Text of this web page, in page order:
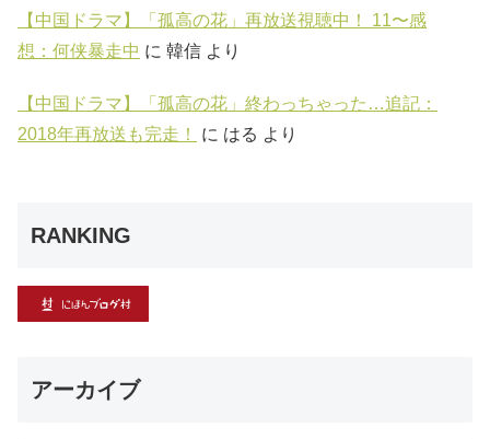
【中国ドラマ】「孤高の花」再放送視聴中！ 11〜感
想：何侠暴走中 に 韓信 より
【中国ドラマ】「孤高の花」終わっちゃった…追記：
2018年再放送も完走！
に はる より
RANKING
アーカイブ